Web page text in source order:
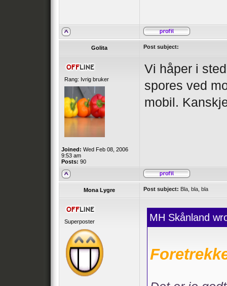
Golita Post subject:
Rang: Ivrig bruker
Joined: Wed Feb 08, 2006
9:53 am
Posts: 90
Vi håper i
spores ved
mobil.
Mona Lygre Post subject: Bla, bla, bla
Superposter MH Skånland